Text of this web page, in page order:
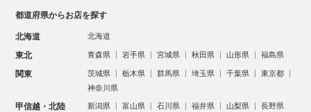
都道府県からお店を探す
北海道 北海道
東北 青森県 岩手県 宮城県 秋田県 山形県 福島県
関東 茨城県 栃木県 群馬県 埼玉県 千葉県
東京都
神奈川県
甲信越・北陸 新潟県 富山県 石川県 福井県 山梨県 長野県